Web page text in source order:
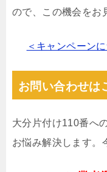
ので、この機会をお
＜キャンペーン
お問い合わせは
大分片付け110番へ
お悩み解決します。